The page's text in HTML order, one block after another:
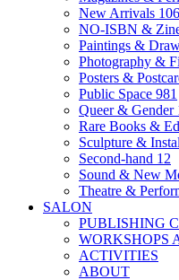
New Arrivals
NO-ISBN &
Paintings &
Photography &
Posters &
Public Space 981
Queer & Gender
Rare Books &
Sculpture &
Second-hand 12
Sound & New
Theatre &
SALON
PUBLISHING
WORKSHOPS
ACTIVITIES
ABOUT